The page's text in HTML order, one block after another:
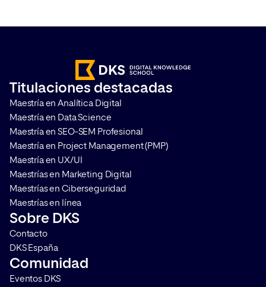
sea imprescindible realizar una
correcta gestión del
consentimiento. Te contamos
qué es Google Consent Mode […]
Titulaciones destacadas
Maestría en Analítica Digital
Maestría en Data Science
Maestría en SEO-SEM Profesional
Maestría en Project Management (PMP)
Maestría en UX/UI
Maestrías en Marketing Digital
Maestrías en Ciberseguridad
Maestrías en línea
Sobre DKS
Contacto
DKS España
Comunidad
Eventos DKS